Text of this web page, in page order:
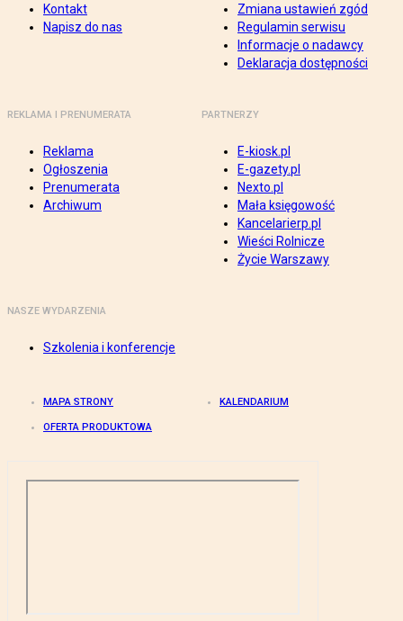
Kontakt
Napisz do nas
Zmiana ustawień zgód
Regulamin serwisu
Informacje o nadawcy
Deklaracja dostępności
REKLAMA I PRENUMERATA
Reklama
Ogłoszenia
Prenumerata
Archiwum
PARTNERZY
E-kiosk.pl
E-gazety.pl
Nexto.pl
Mała księgowość
Kancelarierp.pl
Wieści Rolnicze
Życie Warszawy
NASZE WYDARZENIA
Szkolenia i konferencje
MAPA STRONY KALENDARIUM
OFERTA PRODUKTOWA